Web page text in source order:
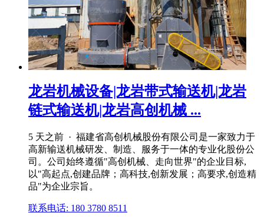
龙岩机械设备|龙岩带式输送机|龙岩
链式输送机|龙岩高创机械 ...
5 天之前 · 福建省高创机械股份有限公司是一家致力于
高新输送机械研发、制造、服务于一体的专业化股份公
司。公司始终遵循"高创机械、走向世界"的企业目标,
以"高起点,创建品牌；高科技,创新发展；高要求,创造精
品"为企业宗旨。
联系电话: 180 3780 8511